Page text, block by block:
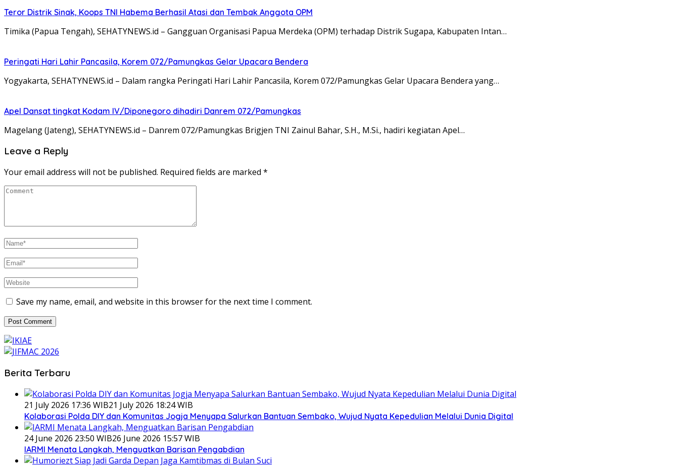
Teror Distrik Sinak, Koops TNI Habema Berhasil Atasi dan Tembak Anggota OPM
Timika (Papua Tengah), SEHATYNEWS.id – Gangguan Organisasi Papua Merdeka (OPM) terhadap Distrik Sugapa, Kabupaten Intan…
Peringati Hari Lahir Pancasila, Korem 072/Pamungkas Gelar Upacara Bendera
Yogyakarta, SEHATYNEWS.id – Dalam rangka Peringati Hari Lahir Pancasila, Korem 072/Pamungkas Gelar Upacara Bendera yang…
Apel Dansat tingkat Kodam lV/Diponegoro dihadiri Danrem 072/Pamungkas
Magelang (Jateng), SEHATYNEWS.id – Danrem 072/Pamungkas Brigjen TNI Zainul Bahar, S.H., M.Si., hadiri kegiatan Apel…
Leave a Reply
Your email address will not be published. Required fields are marked *
Save my name, email, and website in this browser for the next time I comment.
Berita Terbaru
21 July 2026 17:36 WIB21 July 2026 18:24 WIB
Kolaborasi Polda DIY dan Komunitas Jogja Menyapa Salurkan Bantuan Sembako, Wujud Nyata Kepedulian Melalui Dunia Digital
24 June 2026 23:50 WIB26 June 2026 15:57 WIB
IARMI Menata Langkah, Menguatkan Barisan Pengabdian